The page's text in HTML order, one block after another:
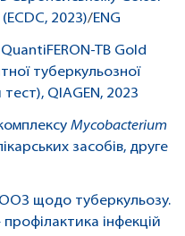
2023)/ENG
QuantiFERON-TB Gold
туберкульозної
QIAGEN, 2023
Mycobacterium
засобів, друге
щодо туберкульозу.
інфекцій